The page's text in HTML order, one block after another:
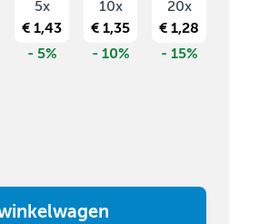
5x
€ 1,43
- 5%
10x
€ 1,35
- 10%
20x
€ 1,28
- 15%